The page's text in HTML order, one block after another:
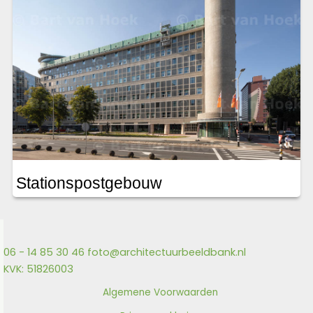
Stationspostgebouw
06 - 14 85 30 46 foto@architectuurbeeldbank.nl
KVK: 51826003
Algemene Voorwaarden